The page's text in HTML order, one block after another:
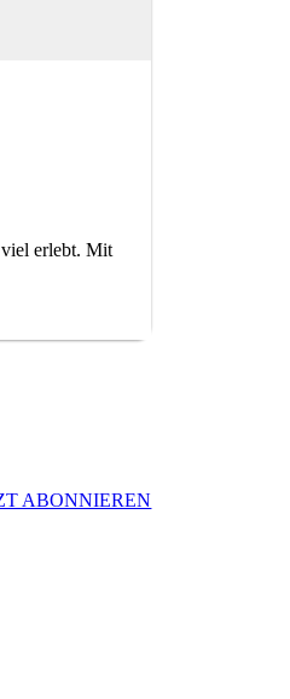
viel erlebt. Mit
ABONNIEREN